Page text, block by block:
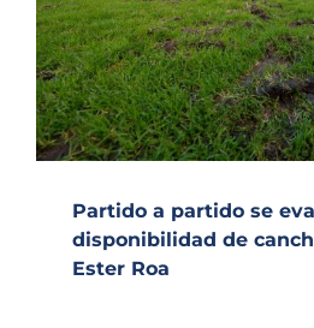
Partido a partido se
disponibilidad de
Ester Roa